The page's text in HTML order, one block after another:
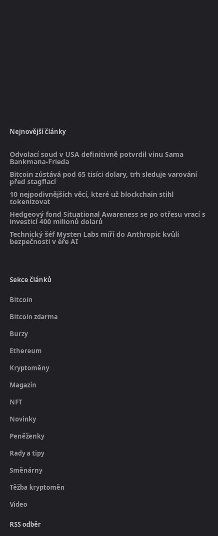
Nejnovější články
Odvolací soud v USA definitivně potvrdil vinu Sama
Bankmana-Frieda
Bitcoin zůstává pod 65 tisíci dolary, trh sleduje varování
před stagflací
10 nejpodivnějších věcí, které už blockchain stihl
tokenizovat
Hedgeový fond Situational Awareness se po otřesu vrací s
investicí 400 milionů dolarů
Technický šéf Mysten Labs míří do Anthropic kvůli
bezpečnosti v éře AI
Sekce článků
Bitcoin
Bitcoin zdarma
Burzy
Ethereum
Kryptoměny
Magazín
NFT
Novinky
Peněženky
Rady a tipy
Směnárny
Těžba kryptoměn
Video
RSS odběr